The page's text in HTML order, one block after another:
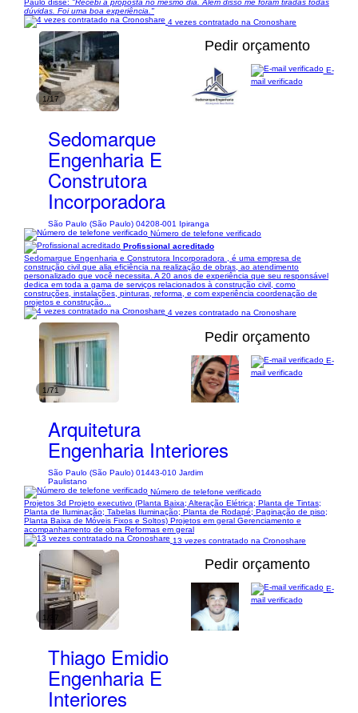
Paulo disse: "Recebi a proposta no mesmo dia. Além disso me foram tiradas todas
dúvidas. Foi uma boa experiência."
4 vezes contratado na Cronoshare
1/17
Pedir orçamento
Sedomarque
Engenharia E
Construtora
Incorporadora
São Paulo (São Paulo) 04208-001 Ipiranga
E-
mail verificado
Número de telefone verificado
Profissional acreditado
Sedomarque Engenharia e Construtora Incorporadora , é uma empresa de
construção civil que alia eficiência na realização de obras, ao atendimento
personalizado que você necessita. A 20 anos de experiência que seu responsável
dedica em toda a gama de serviços relacionados à construção civil, como
construções, instalações, pinturas, reforma, e com experiência coordenação de
projetos e construção...
4 vezes contratado na Cronoshare
1/71
Pedir orçamento
Arquitetura
Engenharia Interiores
São Paulo (São Paulo) 01443-010 Jardim
Paulistano
E-
mail verificado
Número de telefone verificado
Projetos 3d Projeto executivo (Planta Baixa; Alteração Elétrica; Planta de Tintas;
Planta de Iluminação; Tabelas Iluminação; Planta de Rodapé; Paginação de piso;
Planta Baixa de Móveis Fixos e Soltos) Projetos em geral Gerenciamento e
acompanhamento de obra Reformas em geral
13 vezes contratado na Cronoshare
1/37
Pedir orçamento
Thiago Emidio
Engenharia E
Interiores
E-
mail verificado